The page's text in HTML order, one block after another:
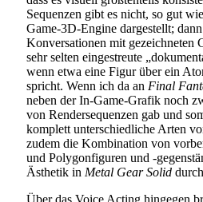
Sequenzen gibt es nicht, so gut
Game-3D-Engine dargestellt;
Konversationen mit gezeichneten
sehr selten eingestreute
wenn etwa eine Figur über ein
spricht. Wenn ich da an Final
neben der In-Game-Grafik noch
von Rendersequenzen gab und
komplett unterschiedliche Arten
zudem die Kombination von
und Polygonfiguren und -
Ästhetik in Metal Gear Solid
Über das Voice Acting hingegen